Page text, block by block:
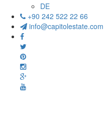
DE
+90 242 522 22 66
info@capitolestate.com